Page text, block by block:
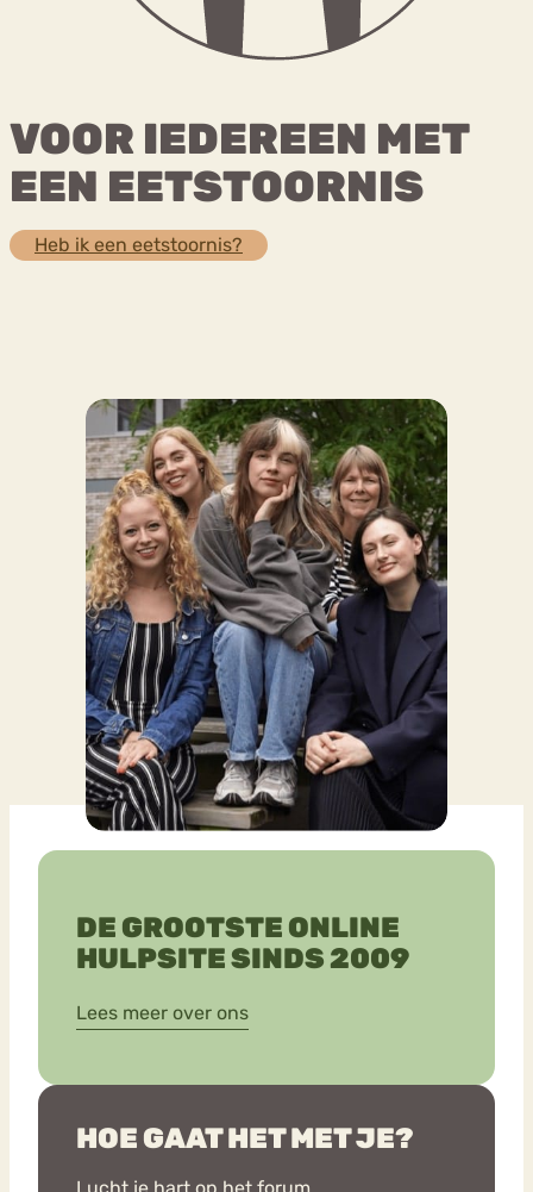
VOOR IEDEREEN MET
EEN EETSTOORNIS
Heb ik een eetstoornis?
DE GROOTSTE ONLINE
HULPSITE SINDS 2009
Lees meer over ons
HOE GAAT HET MET JE?
Lucht je hart op het forum
Forum
Nerv
osa
Eetbuien Piekeren Sport
Trauma
Orthorexia
Afvallen